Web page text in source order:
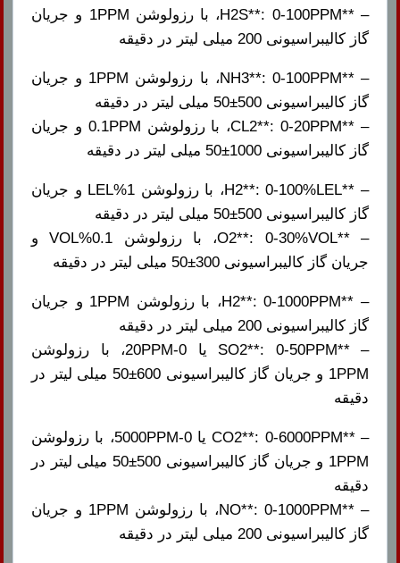
– **H2S**: 0-100PPM، با رزولوشن 1PPM و جریان
گاز کالیبراسیونی 200 میلی لیتر در دقیقه
– **NH3**: 0-100PPM، با رزولوشن 1PPM و جریان
گاز کالیبراسیونی 500±50 میلی لیتر در دقیقه
– **CL2**: 0-20PPM، با رزولوشن 0.1PPM و جریان
گاز کالیبراسیونی 1000±50 میلی لیتر در دقیقه
– **H2**: 0-100%LEL، با رزولوشن 1%LEL و جریان
گاز کالیبراسیونی 500±50 میلی لیتر در دقیقه
– **O2**: 0-30%VOL، با رزولوشن 0.1%VOL و
جریان گاز کالیبراسیونی 300±50 میلی لیتر در دقیقه
– **H2**: 0-1000PPM، با رزولوشن 1PPM و جریان
گاز کالیبراسیونی 200 میلی لیتر در دقیقه
– **SO2**: 0-50PPM یا 0-20PPM، با رزولوشن
1PPM و جریان گاز کالیبراسیونی 600±50 میلی لیتر در
دقیقه
– **CO2**: 0-6000PPM یا 0-5000PPM، با رزولوشن
1PPM و جریان گاز کالیبراسیونی 500±50 میلی لیتر در
دقیقه
– **NO**: 0-1000PPM، با رزولوشن 1PPM و جریان
گاز کالیبراسیونی 200 میلی لیتر در دقیقه